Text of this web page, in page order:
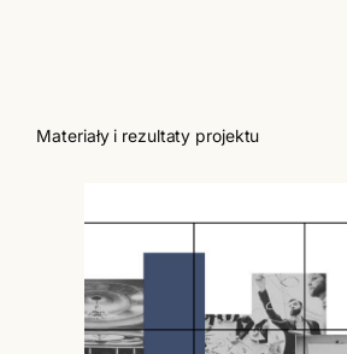
Materiały i rezultaty projektu